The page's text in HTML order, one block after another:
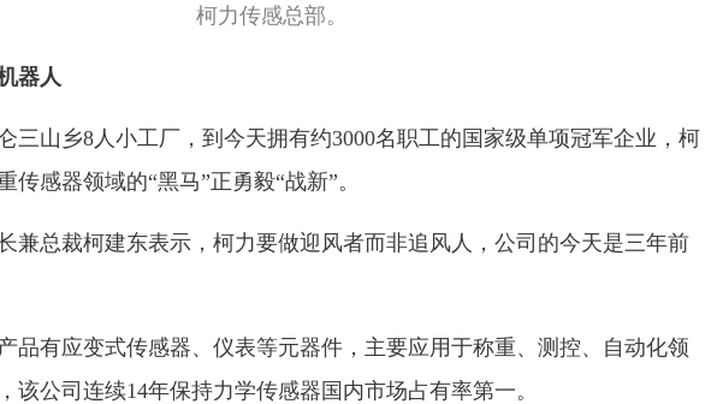
柯力传感总部。
器人
山乡8人小工厂，到今天拥有约3000名职工的国家级单项冠军企业，柯
传感器领域的“黑马”正勇毅“战新”。
总裁柯建东表示，柯力要做迎风者而非追风人，公司的今天是三年前
有应变式传感器、仪表等元器件，主要应用于称重、测控、自动化领
该公司连续14年保持力学传感器国内市场占有率第一。